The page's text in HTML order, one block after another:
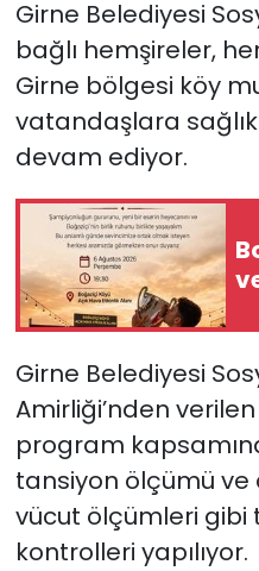
Girne Belediyesi
bağlı hemşireler,
Girne bölgesi köy
vatandaşlara
devam ediyor.
Girne Belediyesi
Amirliği’nden
program
tansiyon ölçümü ve
vücut ölçümleri gibi
kontrolleri yapılıyor.
SAĞLIK
Spor
Teknoloji
TÜRKiYE
Video Galeri
YAŞAM
Yazarlar